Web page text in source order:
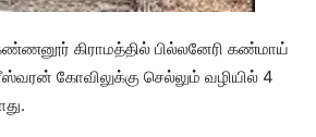
கிராமத்தில் பில்லனேரி கண்மாய்
கோவிலுக்கு செல்லும் வழியில் 4